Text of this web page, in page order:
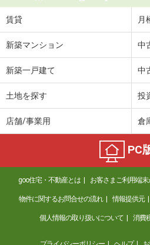
賃貸 月
新築マンション 中
新築一戸建て 中
土地を探す 投
店舗/事業用 倉
PC
goo住宅・不動産とは お客さまご利用端
物件に関するお問合せの流れ 情報提供元
個人情報の取り扱いについて 消費